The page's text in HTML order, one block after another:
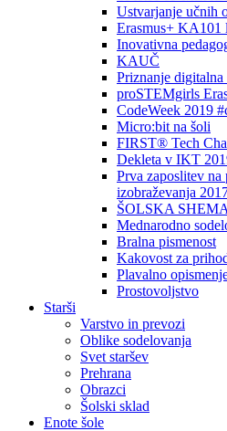
Ustvarjanje učnih
Erasmus+
Inovativna
KAUČ
Priznanje digitalna
proSTEMgirls
CodeWeek 2019
Micro:bit na šoli
FIRST® Tech
Dekleta v IKT
Prva zaposlitev
izobraževanja
ŠOLSKA SHEMA
Mednarodno
Bralna pismenost
Kakovost za
Plavalno
Prostovoljstvo
Starši
Varstvo in prevozi
Oblike sodelovanja
Svet staršev
Prehrana
Obrazci
Šolski sklad
Enote šole